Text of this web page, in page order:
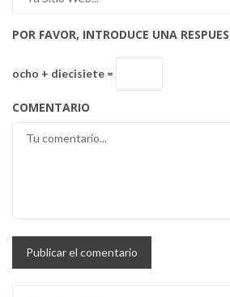
POR FAVOR, INTRODUCE UNA
ocho + diecisiete =
COMENTARIO